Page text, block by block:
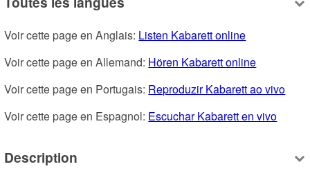
Voir cette page en Anglais: Listen Kabarett online
Voir cette page en Allemand: Hören Kabarett online
Voir cette page en Portugais: Reproduzir Kabarett ao vivo
Voir cette page en Espagnol: Escuchar Kabarett en vivo
Description